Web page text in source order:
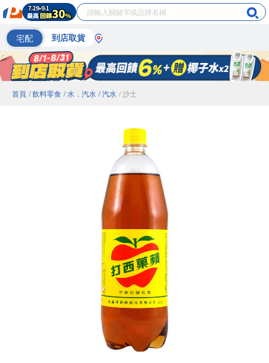
宅配 到店取貨
首頁 / 飲料零食 / 水．汽水 / 汽水 / 沙士